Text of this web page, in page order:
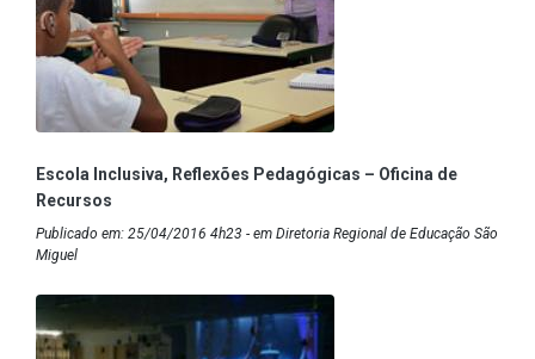
Escola Inclusiva, Reflexões Pedagógicas – Oficina de
Recursos
Publicado em: 25/04/2016 4h23 - em Diretoria Regional de Educação São
Miguel